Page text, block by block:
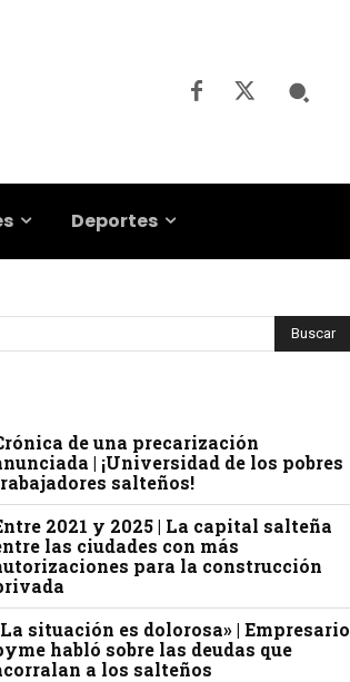
Deportes
de una precarización
| ¡Universidad de los pobres
salteños!
2021 y 2025 | La capital salteña
las ciudades con más
para la construcción
situación es dolorosa» | Empresario
habló sobre las deudas que
a los salteños